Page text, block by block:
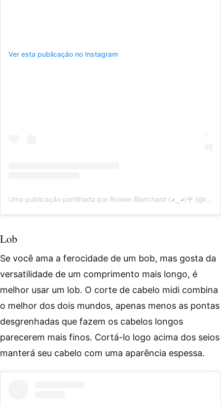
Ver esta publicação no Instagram
Uma publicação partilhada por Rowan Blanchard (◕‿◕)🌹 (@rowanblanchard)
Lob
Se você ama a ferocidade de um bob, mas gosta da
versatilidade de um comprimento mais longo, é
melhor usar um lob. O corte de cabelo midi combina
o melhor dos dois mundos, apenas menos as pontas
desgrenhadas que fazem os cabelos longos
parecerem mais finos. Cortá-lo logo acima dos seios
manterá seu cabelo com uma aparência espessa.